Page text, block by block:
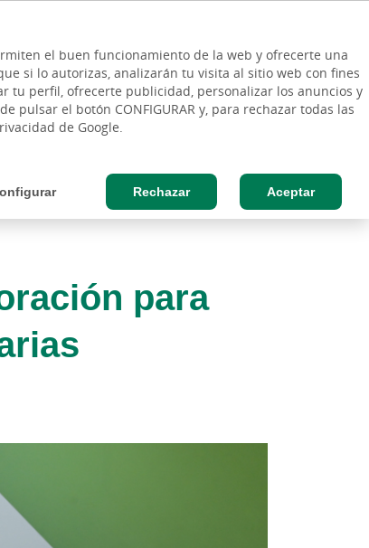
el buen funcionamiento de la web y ofrecerte una
si lo autorizas, analizarán tu visita al sitio web con fines
tu perfil, ofrecerte publicidad, personalizar los anuncios y
pulsar el botón CONFIGURAR y, para rechazar todas las
de Google.
Rechazar Aceptar
DE
AGRO
para